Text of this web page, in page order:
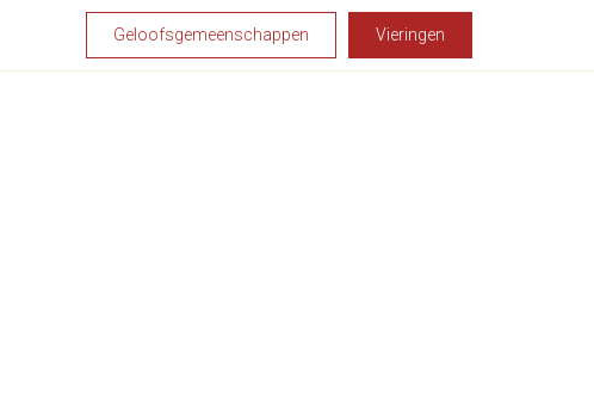
Geloofsgemeenschappen Vieringen